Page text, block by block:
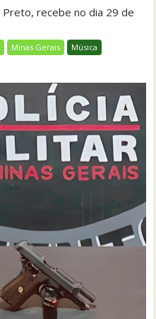
recebe no dia 29 de
Minas Gerais
Música